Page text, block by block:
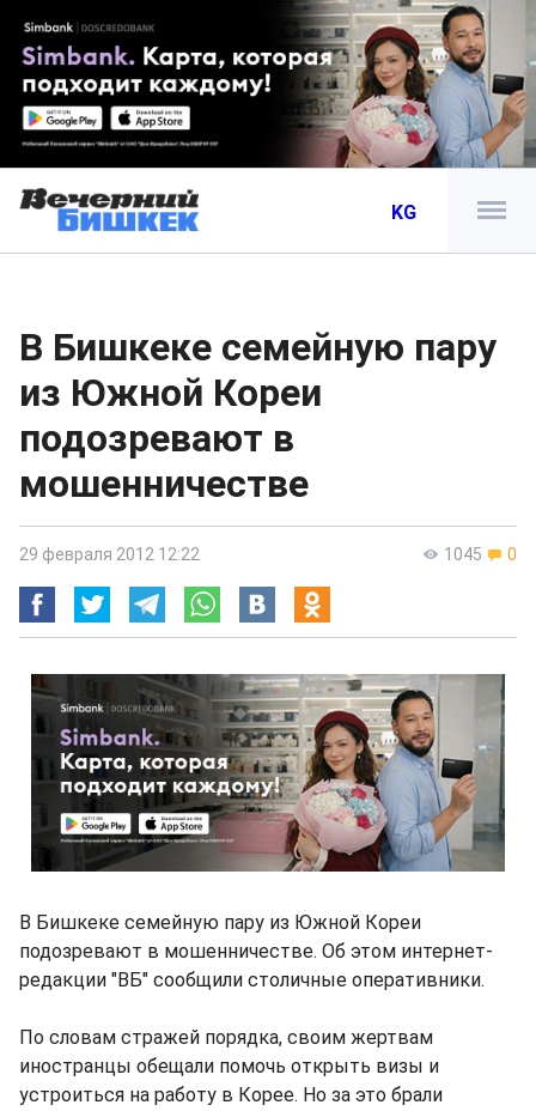
KG
В Бишкеке семейную пару
из Южной Кореи
подозревают в
мошенничестве
1045 0
29 февраля 2012 12:22
В Бишкеке семейную пару из Южной Кореи
подозревают в мошенничестве. Об этом интернет-
редакции "ВБ" сообщили столичные оперативники.
По словам стражей порядка, своим жертвам
иностранцы обещали помочь открыть визы и
устроиться на работу в Корее. Но за это брали